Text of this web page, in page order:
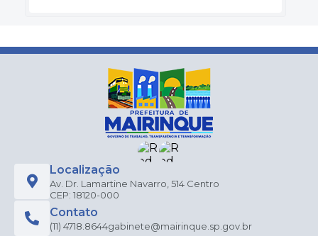
Localização
Av. Dr. Lamartine Navarro, 514 Centro
CEP: 18120-000
Contato
(11) 4718.8644gabinete@mairinque.sp.gov.br